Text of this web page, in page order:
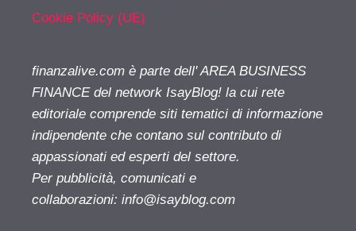
Cookie Policy (UE)
finanzalive.com è parte dell' AREA BUSINESS
FINANCE del network IsayBlog! la cui rete
editoriale comprende siti tematici di informazione
indipendente che contano sul contributo di
appassionati ed esperti del settore.
Per pubblicità, comunicati e
collaborazioni: info@isayblog.com